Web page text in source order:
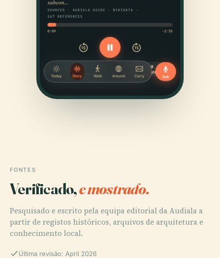
FONTES
Verificado,e mostrado.
Pesquisado e escrito pela equipa editorial da Audiala a
partir de registos históricos, arquivos de arquitetura e
conhecimento local.
Última revisão: April 2026